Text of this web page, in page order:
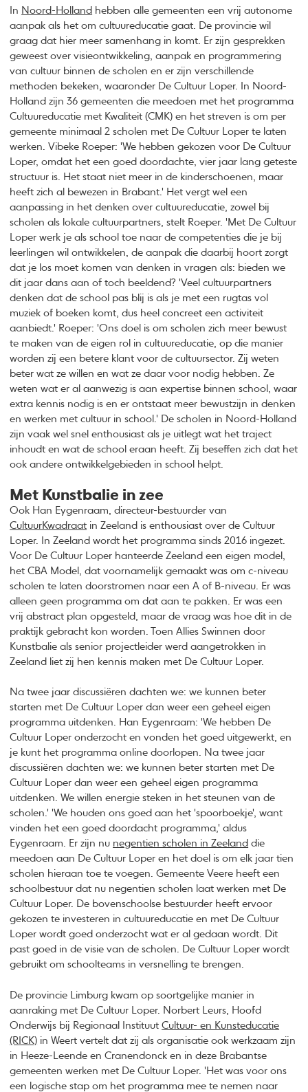
In Noord-Holland hebben alle gemeenten een vrij autonome
aanpak als het om cultuureducatie gaat. De provincie wil
graag dat hier meer samenhang in komt. Er zijn gesprekken
geweest over visieontwikkeling, aanpak en programmering
van cultuur binnen de scholen en er zijn verschillende
methoden bekeken, waaronder De Cultuur Loper. In Noord-
Holland zijn 36 gemeenten die meedoen met het programma
Cultuureducatie met Kwaliteit (CMK) en het streven is om per
gemeente minimaal 2 scholen met De Cultuur Loper te laten
werken. Vibeke Roeper: 'We hebben gekozen voor De Cultuur
Loper, omdat het een goed doordachte, vier jaar lang geteste
structuur is. Het staat niet meer in de kinderschoenen, maar
heeft zich al bewezen in Brabant.' Het vergt wel een
aanpassing in het denken over cultuureducatie, zowel bij
scholen als lokale cultuurpartners, stelt Roeper. 'Met De Cultuur
Loper werk je als school toe naar de competenties die je bij
leerlingen wil ontwikkelen, de aanpak die daarbij hoort zorgt
dat je los moet komen van denken in vragen als: bieden we
dit jaar dans aan of toch beeldend? 'Veel cultuurpartners
denken dat de school pas blij is als je met een rugtas vol
muziek of boeken komt, dus heel concreet een activiteit
aanbiedt.' Roeper: 'Ons doel is om scholen zich meer bewust
te maken van de eigen rol in cultuureducatie, op die manier
worden zij een betere klant voor de cultuursector. Zij weten
beter wat ze willen en wat ze daar voor nodig hebben. Ze
weten wat er al aanwezig is aan expertise binnen school, waar
extra kennis nodig is en er ontstaat meer bewustzijn in denken
en werken met cultuur in school.' De scholen in Noord-Holland
zijn vaak wel snel enthousiast als je uitlegt wat het traject
inhoudt en wat de school eraan heeft. Zij beseffen zich dat het
ook andere ontwikkelgebieden in school helpt.
Met Kunstbalie in zee
Ook Han Eygenraam, directeur-bestuurder van
CultuurKwadraat in Zeeland is enthousiast over de Cultuur
Loper. In Zeeland wordt het programma sinds 2016 ingezet.
Voor De Cultuur Loper hanteerde Zeeland een eigen model,
het CBA Model, dat voornamelijk gemaakt was om c-niveau
scholen te laten doorstromen naar een A of B-niveau. Er was
alleen geen programma om dat aan te pakken. Er was een
vrij abstract plan opgesteld, maar de vraag was hoe dit in de
praktijk gebracht kon worden. Toen Allies Swinnen door
Kunstbalie als senior projectleider werd aangetrokken in
Zeeland liet zij hen kennis maken met De Cultuur Loper.
Na twee jaar discussiëren dachten we: we kunnen beter
starten met De Cultuur Loper dan weer een geheel eigen
programma uitdenken. Han Eygenraam: 'We hebben De
Cultuur Loper onderzocht en vonden het goed uitgewerkt, en
je kunt het programma online doorlopen. Na twee jaar
discussiëren dachten we: we kunnen beter starten met De
Cultuur Loper dan weer een geheel eigen programma
uitdenken. We willen energie steken in het steunen van de
scholen.' 'We houden ons goed aan het 'spoorboekje', want
vinden het een goed doordacht programma,' aldus
Eygenraam. Er zijn nu negentien scholen in Zeeland die
meedoen aan De Cultuur Loper en het doel is om elk jaar tien
scholen hieraan toe te voegen. Gemeente Veere heeft een
schoolbestuur dat nu negentien scholen laat werken met De
Cultuur Loper. De bovenschoolse bestuurder heeft ervoor
gekozen te investeren in cultuureducatie en met De Cultuur
Loper wordt goed onderzocht wat er al gedaan wordt. Dit
past goed in de visie van de scholen. De Cultuur Loper wordt
gebruikt om schoolteams in versnelling te brengen.
De provincie Limburg kwam op soortgelijke manier in
aanraking met De Cultuur Loper. Norbert Leurs, Hoofd
Onderwijs bij Regionaal InstituutCultuur- en Kunsteducatie
(RICK) in Weert vertelt dat zij als organisatie ook werkzaam zijn
in Heeze-Leende en Cranendonck en in deze Brabantse
gemeenten werken met De Cultuur Loper. 'Het was voor ons
een logische stap om het programma mee te nemen naar